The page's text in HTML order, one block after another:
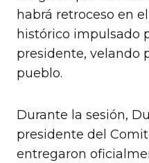
habrá retroceso en
histórico impulsado
presidente, velando
pueblo.
Durante la sesión,
presidente del
entregaron